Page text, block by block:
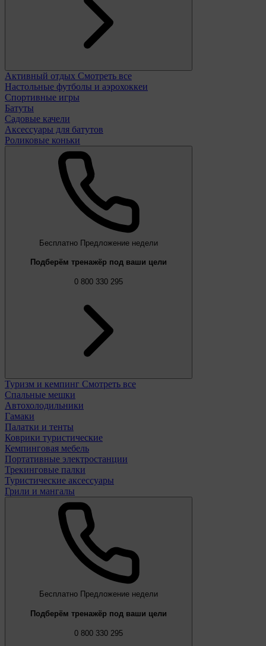
Активный отдых Смотреть все
Настольные футболы и аэрохоккеи
Спортивные игры
Батуты
Садовые качели
Аксессуары для батутов
Роликовые коньки
Бесплатно Предложение недели
Подберём тренажёр под ваши цели
0 800 330 295
Туризм и кемпинг Смотреть все
Спальные мешки
Автохолодильники
Гамаки
Палатки и тенты
Коврики туристические
Кемпинговая мебель
Портативные электростанции
Трекинговые палки
Туристические аксессуары
Грили и мангалы
Бесплатно Предложение недели
Подберём тренажёр под ваши цели
0 800 330 295